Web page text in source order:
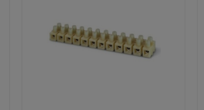
- waga kpl ~ 3750g
- gwarancja 1 rok lub dłużej zgodnie z
wytycznymi producenta